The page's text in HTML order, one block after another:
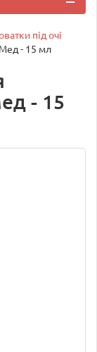
під очі
- 15 мл
- 15